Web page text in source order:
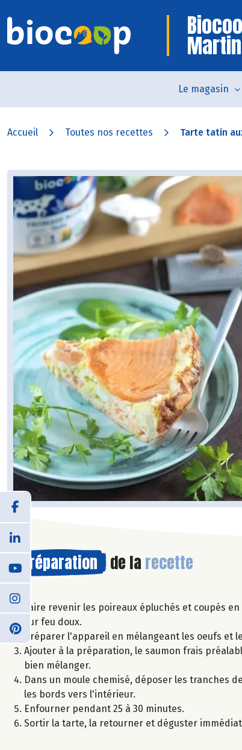
Martin
Le magasin
Accueil Toutes nos recettes Tarte tatin
Préparation de la recette
Faire revenir les poireaux épluchés et coupés
sur feu doux.
Préparer l'appareil en mélangeant les oeufs et
Ajouter à la préparation, le saumon frais
bien mélanger.
Dans un moule chemisé, déposer les tranches
les bords vers l'intérieur.
Enfourner pendant 25 à 30 minutes.
Sortir la tarte, la retourner et déguster